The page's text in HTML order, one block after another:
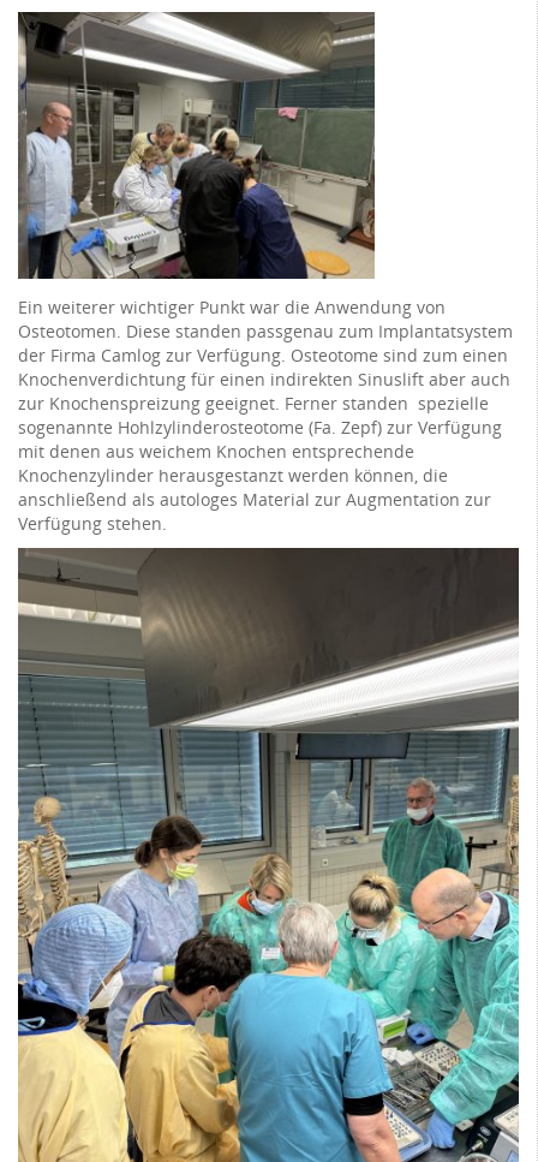
Ein weiterer wichtiger Punkt war die Anwendung von
Osteotomen. Diese standen passgenau zum Implantatsystem
der Firma Camlog zur Verfügung. Osteotome sind zum einen
Knochenverdichtung für einen indirekten Sinuslift aber auch
zur Knochenspreizung geeignet. Ferner standen spezielle
sogenannte Hohlzylinderosteotome (Fa. Zepf) zur Verfügung
mit denen aus weichem Knochen entsprechende
Knochenzylinder herausgestanzt werden können, die
anschließend als autologes Material zur Augmentation zur
Verfügung stehen.